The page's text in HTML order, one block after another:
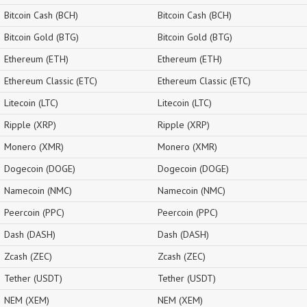
Bitcoin Cash (BCH)
Bitcoin Gold (BTG)
Ethereum (ETH)
Ethereum Classic (ETC)
Litecoin (LTC)
Ripple (XRP)
Monero (XMR)
Dogecoin (DOGE)
Namecoin (NMC)
Peercoin (PPC)
Dash (DASH)
Zcash (ZEC)
Tether (USDT)
NEM (XEM)
Bitcoin Cash (BCH)
Bitcoin Gold (BTG)
Ethereum (ETH)
Ethereum Classic (ETC)
Litecoin (LTC)
Ripple (XRP)
Monero (XMR)
Dogecoin (DOGE)
Namecoin (NMC)
Peercoin (PPC)
Dash (DASH)
Zcash (ZEC)
Tether (USDT)
NEM (XEM)